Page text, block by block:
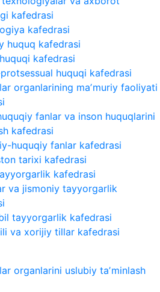
kafedrasi
kafedrasi
huquq kafedrasi
kafedrasi
huquqi kafedrasi
organlarining maʼmuriy faoliyati
fanlar va inson huquqlarini
kafedrasi
huquqiy fanlar kafedrasi
tarixi kafedrasi
kafedrasi
va jismoniy tayyorgarlik
tayyorgarlik kafedrasi
va xorijiy tillar kafedrasi
organlarini uslubiy taʼminlash